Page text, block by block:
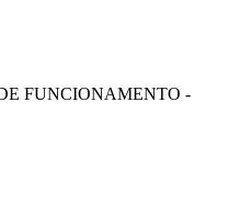
FUNCIONAMENTO -